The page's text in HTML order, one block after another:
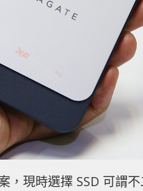
，現時選擇 SSD 可謂